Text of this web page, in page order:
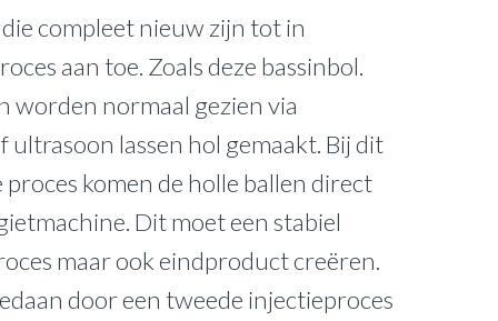
compleet nieuw zijn tot in
aan toe. Zoals deze bassinbol.
worden normaal gezien via
ultrasoon lassen hol gemaakt. Bij dit
komen de holle ballen direct
Dit moet een stabiel
maar ook eindproduct creëren.
door een tweede injectieproces